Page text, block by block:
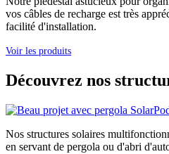
vos câbles de recharge est très
facilité d'installation.
Voir les produits
Découvrez nos
Nos structures solaires
en servant de pergola ou d'abri